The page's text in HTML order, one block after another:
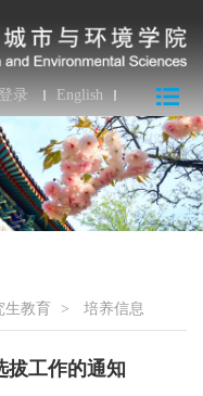
录 English
生教育 > 培养信息
拔工作的通知